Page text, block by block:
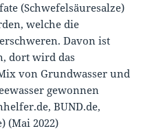
(Schwefelsäuresalze)
welche die
Davon ist
dort wird das
von Grundwasser und
gewonnen
BUND.de,
(Mai 2022)